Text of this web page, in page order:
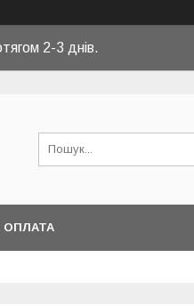
2-3 днів.
ОПЛАТА